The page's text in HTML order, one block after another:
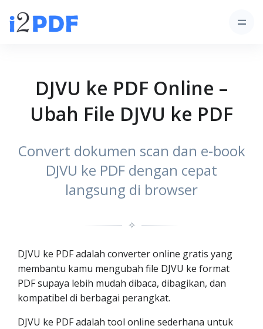
DJVU ke PDF Online –
Ubah File DJVU ke PDF
Convert dokumen scan dan e-book
DJVU ke PDF dengan cepat
langsung di browser
✧
DJVU ke PDF adalah converter online gratis yang
membantu kamu mengubah file DJVU ke format
PDF supaya lebih mudah dibaca, dibagikan, dan
kompatibel di berbagai perangkat.
DJVU ke PDF adalah tool online sederhana untuk